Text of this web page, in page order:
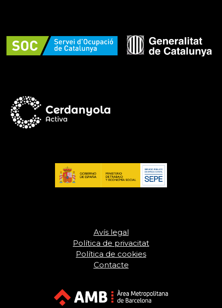
Avís legal
Política de privacitat
Política de cookies
Contacte